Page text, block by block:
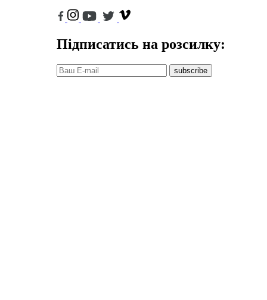
Підписатись на розсилку:
subscribe